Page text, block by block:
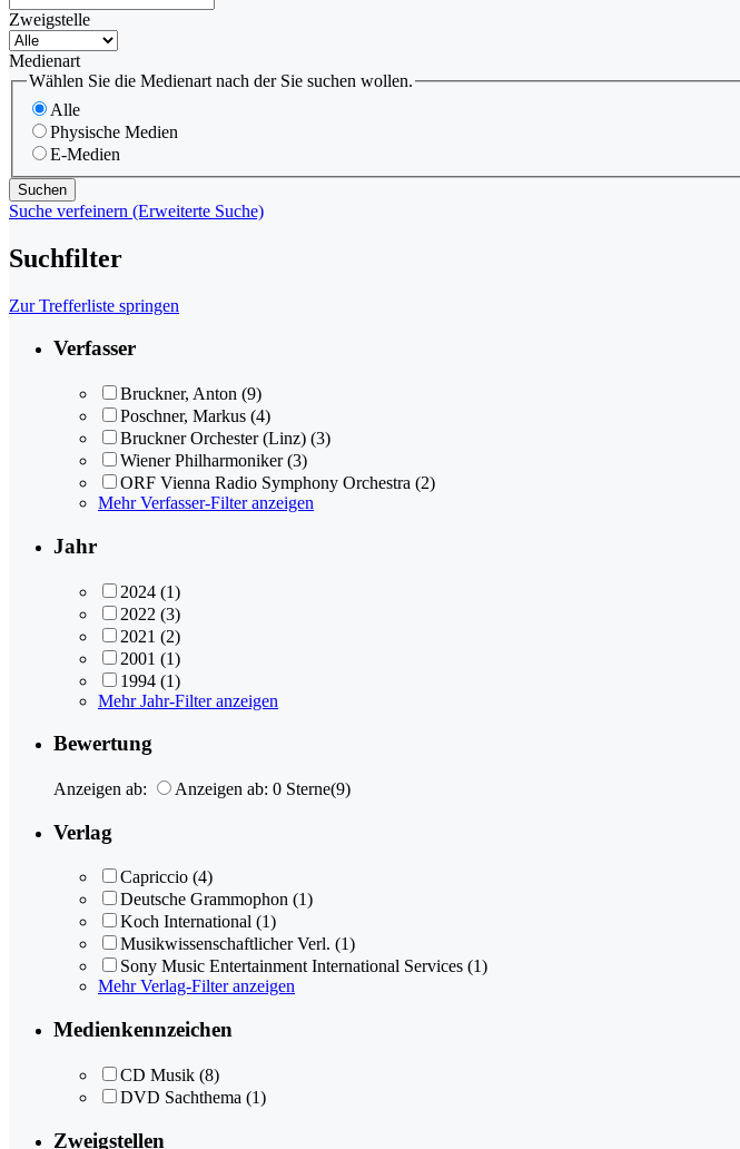
Zweigstelle
Medienart
Wählen Sie die Medienart nach der Sie suchen wollen.
Alle
Physische Medien
E-Medien
Suche verfeinern (Erweiterte Suche)
Suchfilter
Zur Trefferliste springen
Verfasser
Bruckner, Anton (9)
Poschner, Markus (4)
Bruckner Orchester (Linz) (3)
Wiener Philharmoniker (3)
ORF Vienna Radio Symphony Orchestra (2)
Mehr Verfasser-Filter anzeigen
Jahr
2024 (1)
2022 (3)
2021 (2)
2001 (1)
1994 (1)
Mehr Jahr-Filter anzeigen
Bewertung
Anzeigen ab: Anzeigen ab: 0 Sterne(9)
Verlag
Capriccio (4)
Deutsche Grammophon (1)
Koch International (1)
Musikwissenschaftlicher Verl. (1)
Sony Music Entertainment International Services (1)
Mehr Verlag-Filter anzeigen
Medienkennzeichen
CD Musik (8)
DVD Sachthema (1)
Zweigstellen